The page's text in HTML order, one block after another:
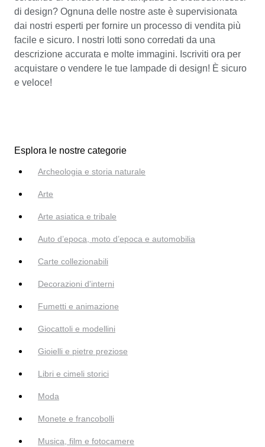
di design? Ognuna delle nostre aste è supervisionata
dai nostri esperti per fornire un processo di vendita più
facile e sicuro. I nostri lotti sono corredati da una
descrizione accurata e molte immagini. Iscriviti ora per
acquistare o vendere le tue lampade di design! È sicuro
e veloce!
Esplora le nostre categorie
Archeologia e storia naturale
Arte
Arte asiatica e tribale
Auto d’epoca, moto d’epoca e automobilia
Carte collezionabili
Decorazioni d'interni
Fumetti e animazione
Giocattoli e modellini
Gioielli e pietre preziose
Libri e cimeli storici
Moda
Monete e francobolli
Musica, film e fotocamere